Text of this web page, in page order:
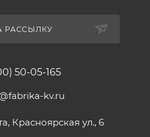
РАССЫЛКУ
50-05-165
kv.ru
Красноярская ул., 6